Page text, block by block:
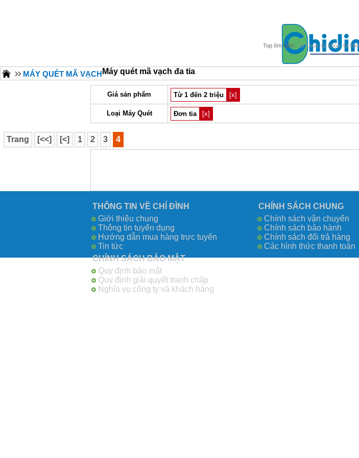
từ khóa từ khóa từ
MÁY QUÉT MÃ VẠCH Máy quét mã vạch đa tia
Giá sản phẩm Từ 1 đến 2 triệu [x]
Loại Máy Quét Đơn tia [x]
Trang [<<] [<] 1 2 3 4
THÔNG TIN VỀ CHÍ ĐÌNH
Giới thiệu chung
Thông tin tuyển dụng
Hướng dẫn mua hàng trực tuyến
Tin tức
CHÍNH SÁCH CHUNG
Chính sách vận chuyển
Chính sách bảo hành
Chính sách đổi trả hàng
Các hình thức thanh toán
CHÍNH SÁCH BẢO MẬT
Quy định bảo mật
Quy định giải quyết tranh chấp
Nghĩa vụ công ty và khách hàng